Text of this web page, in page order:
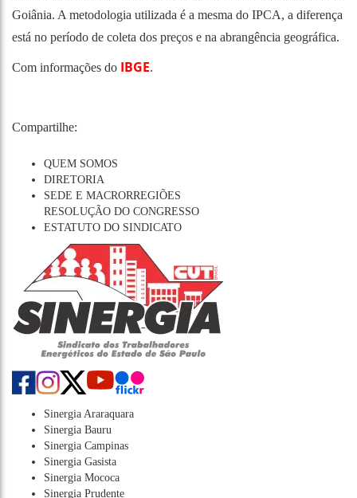
Goiânia. A metodologia utilizada é a mesma do IPCA, a diferença
está no período de coleta dos preços e na abrangência geográfica.
Com informações do IBGE.
Compartilhe:
QUEM SOMOS
DIRETORIA
SEDE E MACRORREGIÕES
RESOLUÇÃO DO CONGRESSO
ESTATUTO DO SINDICATO
Sinergia Araraquara
Sinergia Bauru
Sinergia Campinas
Sinergia Gasista
Sinergia Mococa
Sinergia Prudente